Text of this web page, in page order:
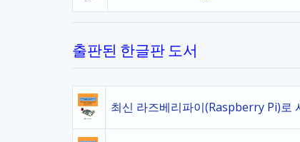
출판된 한글판 도서
최신 라즈베리파이(Raspberry Pi)로